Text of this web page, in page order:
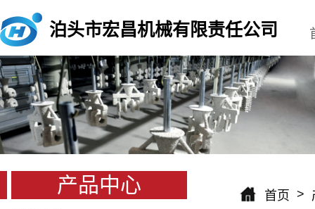
泊头市宏昌机械有限责任公司
产品中心 首页 >